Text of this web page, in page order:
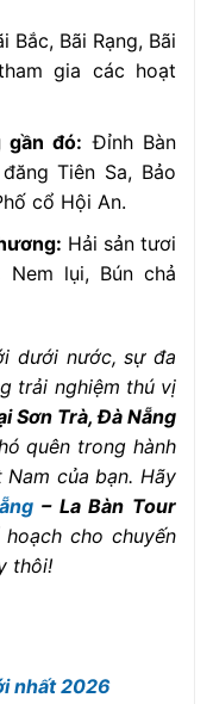
Bắc, Bãi Rạng, Bãi
gia các hoạt
gần đó: Đỉnh Bàn
Tiên Sa, Bảo
cổ Hội An.
Hải sản tươi
Nem lụi, Bún chả
dưới nước, sự đa
trải nghiệm thú vị
Sơn Trà, Đà Nẵng
quên trong hành
của bạn. Hãy
– La Bàn Tour
cho chuyến
thôi!
nhất 2026